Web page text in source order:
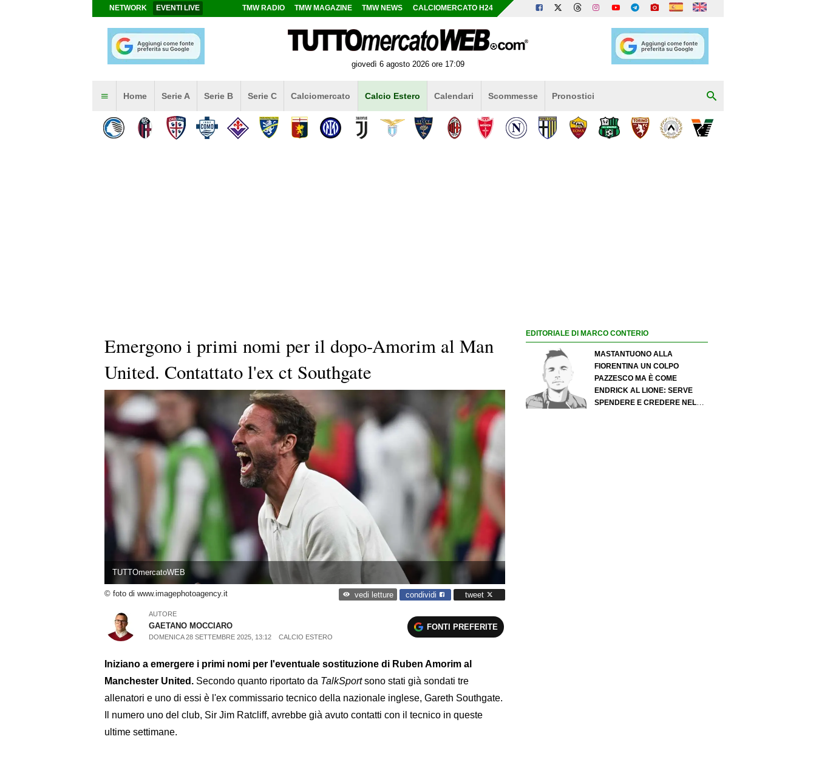
NETWORK EVENTI LIVE TMW RADIO TMW MAGAZINE TMW NEWS CALCIOMERCATO H24
giovedì 6 agosto 2026 ore 17:09
Home Serie A Serie B Serie C Calciomercato Calcio Estero Calendari Scommesse Pronostici
Emergono i primi nomi per il dopo-Amorim al Man
United. Contattato l'ex ct Southgate
TUTTOmercatoWEB
© foto di www.imagephotoagency.it vedi letture condividi tweet
AUTORE
GAETANO MOCCIARO
DOMENICA 28 SETTEMBRE 2025, 13:12 CALCIO ESTERO
FONTI PREFERITE
Iniziano a emergere i primi nomi per l'eventuale sostituzione di Ruben Amorim al
Manchester United. Secondo quanto riportato da TalkSportsono stati già sondati tre
allenatori e uno di essi è l'ex commissario tecnico della nazionale inglese, Gareth Southgate.
Il numero uno del club, Sir Jim Ratcliff, avrebbe già avuto contatti con il tecnico in queste
ultime settimane.
EDITORIALE DI MARCO CONTERIO
MASTANTUONO ALLA
FIORENTINA UN COLPO
PAZZESCO MA È COME
ENDRICK AL LIONE: SERVE
SPENDERE E CREDERE NELLO